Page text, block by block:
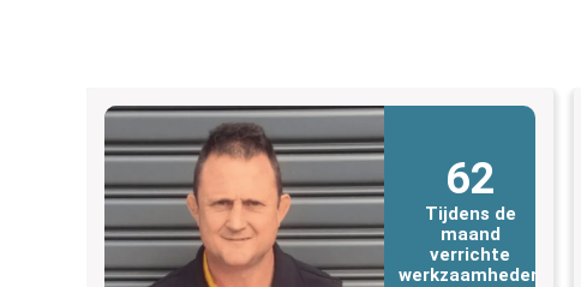
62
Tijdens de
maand
verrichte
werkzaamheden